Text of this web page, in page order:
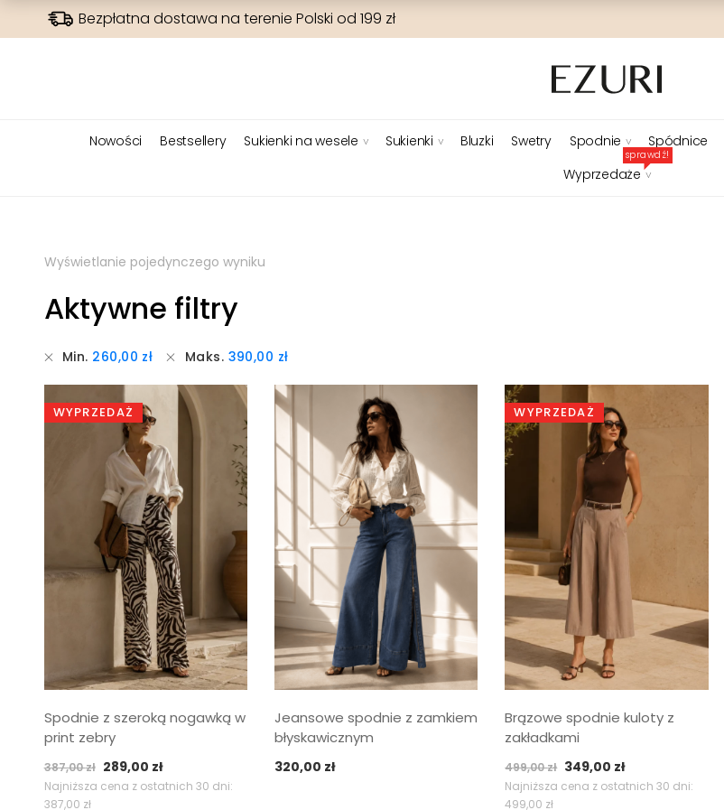
Bezpłatna dostawa na terenie Polski od 199 zł
Nowości Bestsellery Sukienki na wesele Sukienki Bluzki Swetry Spodnie Spódnice
Wyprzedaże
sprawdź!
Wyświetlanie pojedynczego wyniku
Aktywne filtry
Min. 260,00 zł Maks. 390,00 zł
WYPRZEDAŻ
Spodnie z szeroką nogawką w
print zebry
387,00zł Pierwotna
cena
289,00 złAktualna
cena
Najniższa cena z ostatnich 30 dni:
387,00 zł
Jeansowe spodnie z zamkiem
błyskawicznym
320,00 zł
WYPRZEDAŻ
Brązowe spodnie kuloty z
zakładkami
499,00zł Pierwotna
cena
349,00 złAktualna
cena
Najniższa cena z ostatnich 30 dni:
499,00 zł